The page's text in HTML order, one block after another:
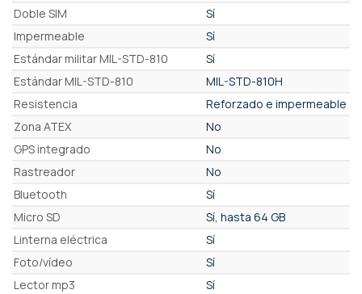
Doble SIM
Sí
Impermeable
Sí
Estándar militar MIL-STD-810
Sí
Estándar MIL-STD-810
MIL-STD-810H
Resistencia
Reforzado e impermeable
Zona ATEX
No
GPS integrado
No
Rastreador
No
Bluetooth
Sí
Micro SD
Sí, hasta 64 GB
Linterna eléctrica
Sí
Foto/vídeo
Sí
Lector mp3
Sí